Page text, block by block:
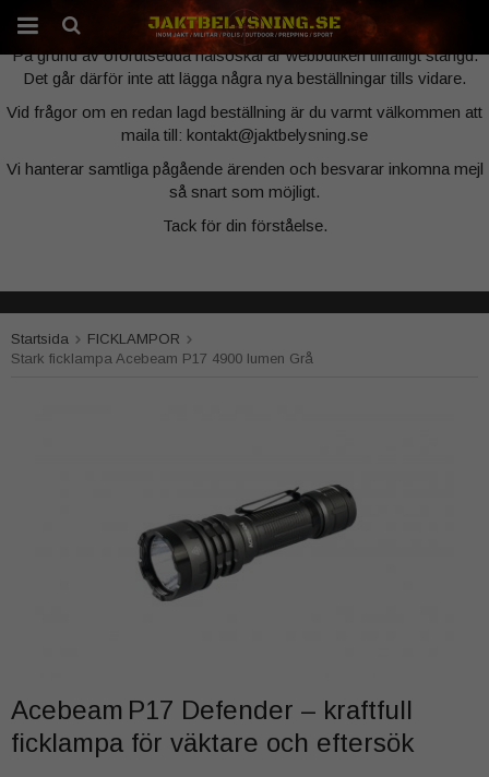
Webbutiken är tillfälligt stängd
På grund av oförutsedda hälsoskäl är webbutiken tillfälligt stängd.
Det går därför inte att lägga några nya beställningar tills vidare.
Vid frågor om en redan lagd beställning är du varmt välkommen att
maila till: kontakt@jaktbelysning.se
Vi hanterar samtliga pågående ärenden och besvarar inkomna mejl
så snart som möjligt.
Tack för din förståelse.
Startsida
FICKLAMPOR
Stark ficklampa Acebeam P17 4900 lumen Grå
Acebeam P17 Defender – kraftfull
ficklampa för väktare och eftersök